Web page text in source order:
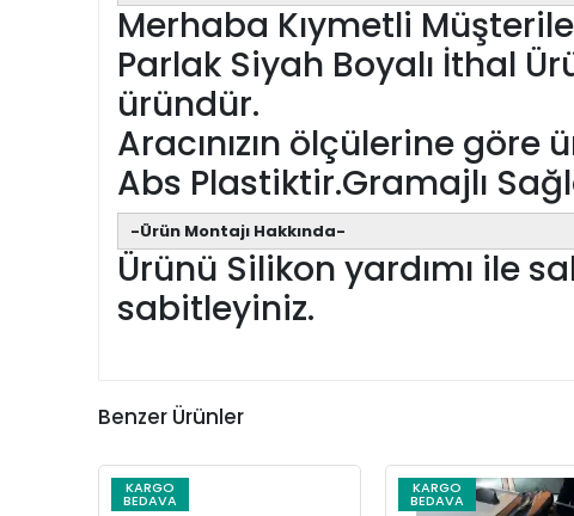
Merhaba Kıymetli
Parlak Siyah Boyalı İthal
üründür.
Aracınızın ölçülerine
Abs Plastiktir.Gramajlı
-Ürün Montajı Hakkında-
Ürünü Silikon yardımı ile
sabitleyiniz.
Benzer Ürünler
KARGO
BEDAVA
KARGO
BEDAVA